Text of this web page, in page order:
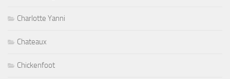
Charlotte Yanni
Chateaux
Chickenfoot